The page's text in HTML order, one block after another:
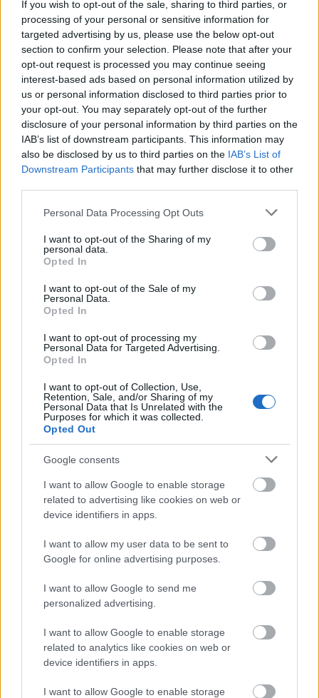
If you wish to opt-out of the sale, sharing to third parties, or
processing of your personal or sensitive information for
targeted advertising by us, please use the below opt-out
section to confirm your selection. Please note that after your
opt-out request is processed you may continue seeing
interest-based ads based on personal information utilized by
us or personal information disclosed to third parties prior to
your opt-out. You may separately opt-out of the further
disclosure of your personal information by third parties on the
IAB’s list of downstream participants. This information may
also be disclosed by us to third parties on the IAB’s List of
Downstream Participants that may further disclose it to other
Please note that this website/app uses one or more Google
not limited to your visit or usage behaviour. You may click to
grant or deny consent to Google and its third-party tags to
use your data for below specified purposes in below Google
consent section.
Personal Data Processing Opt Outs
I want to opt-out of the Sharing of my
personal data.
Opted In
I want to opt-out of the Sale of my
Personal Data.
Opted In
I want to opt-out of processing my
Personal Data for Targeted Advertising.
Opted In
I want to opt-out of Collection, Use,
Retention, Sale, and/or Sharing of my
Personal Data that Is Unrelated with the
Purposes for which it was collected.
Opted Out
Google consents
I want to allow Google to enable storage
related to advertising like cookies on web or
device identifiers in apps.
I want to allow my user data to be sent to
Google for online advertising purposes.
I want to allow Google to send me
personalized advertising.
I want to allow Google to enable storage
related to analytics like cookies on web or
device identifiers in apps.
I want to allow Google to enable storage
Οι υποψήφιοι που δεν θα πετύχουν το
προβλεπόμενο όριο σε κάποιο από τα αγώνισμα,
δεν θα συνεχίζουν να εξετάζεται στα υπόλοιπα και
θααποκλείονταιαπό τη συνέχεια του
διαγωνισμού.
Υποβολή αίτησης
Οι υποψήφιοι του διαγωνισμού πρέπει να
εκτυπώσουν τηναίτηση - υπεύθυνη δήλωση
συμμετοχής στο διαγωνισμό, που θα βρουν στην
να την υποβάλλουν μαζί με τα
απαιτούμενα δικαιολογητικά
στις Διοικήσεις Πυροσβεστικών Υπηρεσιών
Νομού (ΔΙ.Π.Υ.Ν.) ή στις Διοικήσεις Πυροσβεστικών
Αττικής και Δυτικής Αττικής του τόπου κατοικίας ή
διαμονής τους.
Η αίτηση - υπεύθυνη δήλωση μπορεί να κατατεθεί
αυτοπροσώπως
εξουσιοδότηση, θεωρημένη για το γνήσιο της
υπογραφής από αρμόδια δημόσια Υπηρεσία ή
Αρχή, καθώς και ευκρινές φωτοαντίγραφο της
προβλέπεται.
Η κατάθεση των αιτήσεων και των
δικαιολογητικών γίνεται, σύμφωνα με το άρθρο
του proson,καθημερινά (συμπεριλαμβανομένων
αργιών και Σαββατοκύριακων) από τις 8:00 το
πρωί έως τις 20:00 το βράδυ.